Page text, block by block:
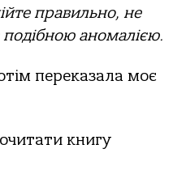
правильно, не
аномалією.
переказала моє
книгу